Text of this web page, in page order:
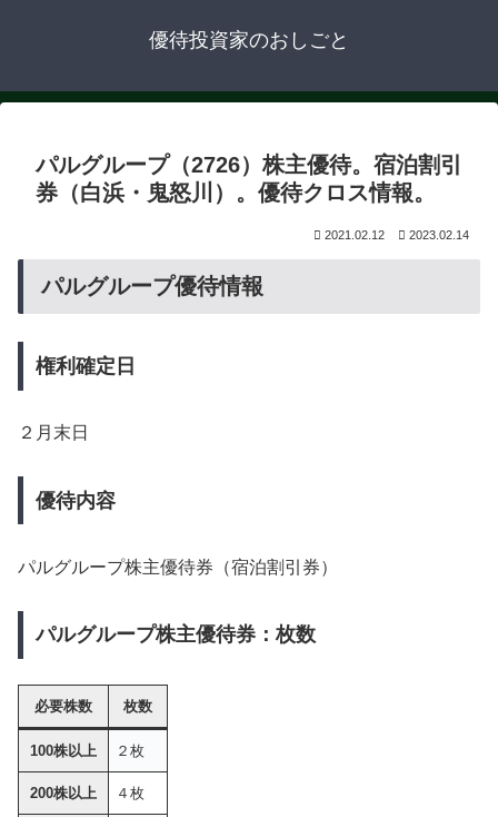
優待投資家のおしごと
パルグループ（2726）株主優待。宿泊割引
券（白浜・鬼怒川）。優待クロス情報。
2021.02.12 2023.02.14
パルグループ優待情報
権利確定日
２月末日
優待内容
パルグループ株主優待券（宿泊割引券）
パルグループ株主優待券：枚数
必要株数 枚数
100株以上 ２枚
200株以上 ４枚